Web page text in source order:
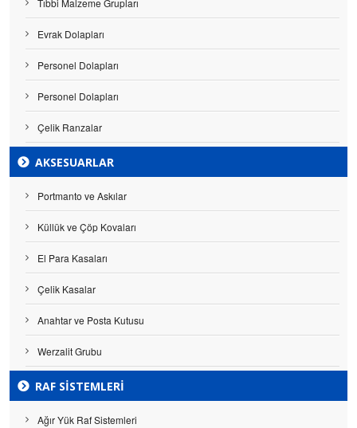
Tıbbi Malzeme Grupları
Evrak Dolapları
Personel Dolapları
Personel Dolapları
Çelik Ranzalar
AKSESUARLAR
Portmanto ve Askılar
Küllük ve Çöp Kovaları
El Para Kasaları
Çelik Kasalar
Anahtar ve Posta Kutusu
Werzalit Grubu
RAF SISTEMLERI
Ağır Yük Raf Sistemleri